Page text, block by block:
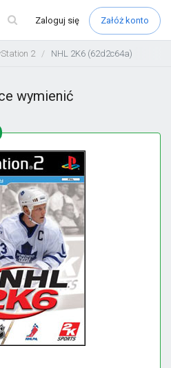
Zaloguj się Załóż konto
2 NHL 2K6 (62d2c64a)
wymienić